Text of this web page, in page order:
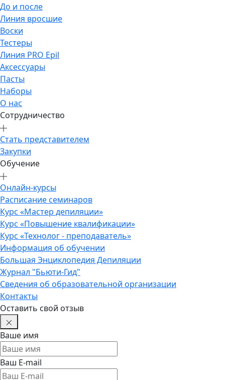
До и после
Линия вросшие
Воски
Тестеры
Линия PRO Epil
Аксессуары
Пасты
Наборы
О нас
Сотрудничество
Стать представителем
Закупки
Обучение
Онлайн-курсы
Расписание семинаров
Курс «Мастер депиляции»
Курс «Повышение квалификации»
Курс «Технолог - преподаватель»
Информация об обучении
Большая Энциклопедия Депиляции
Журнал "Бьюти-Гид"
Сведения об образовательной организации
Контакты
Оставить свой отзыв
Ваше имя
Ваш E-mail